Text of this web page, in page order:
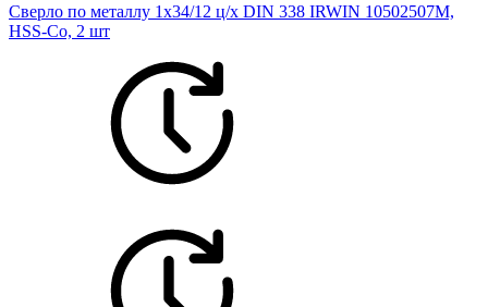
Сверло по металлу 1х34/12 ц/х DIN 338 IRWIN 10502507M,
HSS-Co, 2 шт